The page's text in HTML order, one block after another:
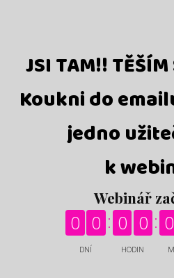
JSI TAM!! TĚŠÍM
Koukni do
jedno
k
Webinář
0 0
DNÍ
0 0
HODIN
0